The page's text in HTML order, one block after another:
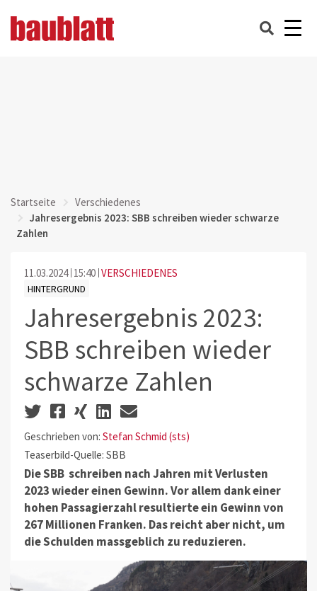
Startseite
Verschiedenes
Jahresergebnis 2023: SBB schreiben wieder schwarze
Zahlen
11.03.2024 15:40 VERSCHIEDENES
HINTERGRUND
Jahresergebnis 2023:
SBB schreiben wieder
schwarze Zahlen
Geschrieben von: Stefan Schmid (sts)
Teaserbild-Quelle: SBB
Die SBB schreiben nach Jahren mit Verlusten
2023wieder einen Gewinn. Vor allem dank einer
hohen Passagierzahl resultierte ein Gewinn von
267 Millionen Franken. Das reicht aber nicht, um
die Schulden massgeblich zu reduzieren.